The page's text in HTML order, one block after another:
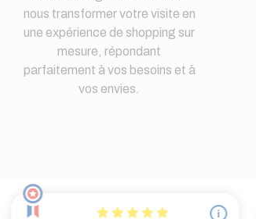
nous transformer votre visite en
une expérience de shopping sur
mesure, répondant
parfaitement à vos besoins et à
vos envies.